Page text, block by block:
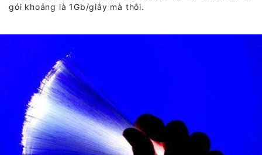
gói khoảng là 1Gb/giây mà thôi.